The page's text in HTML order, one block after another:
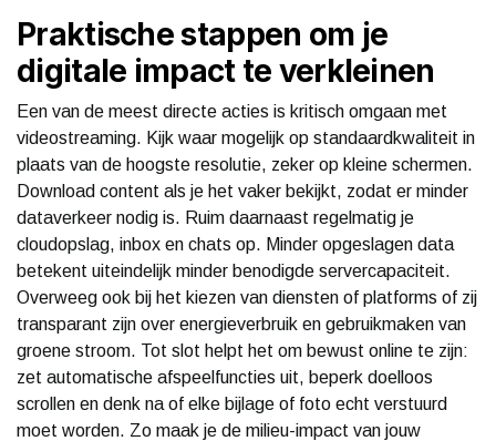
Praktische stappen om je
digitale impact te verkleinen
Een van de meest directe acties is kritisch omgaan met
videostreaming. Kijk waar mogelijk op standaardkwaliteit in
plaats van de hoogste resolutie, zeker op kleine schermen.
Download content als je het vaker bekijkt, zodat er minder
dataverkeer nodig is. Ruim daarnaast regelmatig je
cloudopslag, inbox en chats op. Minder opgeslagen data
betekent uiteindelijk minder benodigde servercapaciteit.
Overweeg ook bij het kiezen van diensten of platforms of zij
transparant zijn over energieverbruik en gebruikmaken van
groene stroom. Tot slot helpt het om bewust online te zijn:
zet automatische afspeelfuncties uit, beperk doelloos
scrollen en denk na of elke bijlage of foto echt verstuurd
moet worden. Zo maak je de milieu-impact van jouw